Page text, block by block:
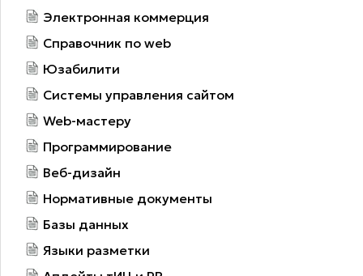
Электронная коммерция
Справочник по web
Юзабилити
Системы управления сайтом
Web-мастеру
Программирование
Веб-дизайн
Нормативные документы
Базы данных
Языки разметки